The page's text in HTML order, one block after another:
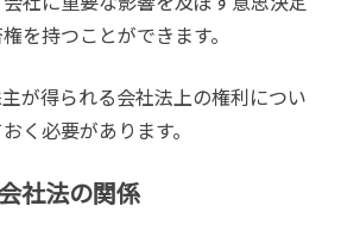
を持つことができます。
が得られる会社法上の権利につい
く必要があります。
社法の関係